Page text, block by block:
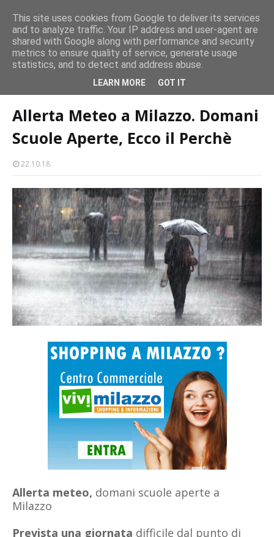
Milazzo 28ª Sagra del Pesce a Vaccarella: il programma
EVENTI
Allerta Meteo a Milazzo. Domani Scuole Aperte,
Allerta Meteo a Milazzo. Domani
Scuole Aperte, Ecco il Perchè
22.10.18
Allerta meteo, domani scuole aperte a
Milazzo
Prevista una giornata difficile dal punto di
This site uses cookies from Google to deliver its services
and to analyze traffic. Your IP address and user-agent are
shared with Google along with performance and security
metrics to ensure quality of service, generate usage
statistics, and to detect and address abuse.
LEARN MORE GOT IT